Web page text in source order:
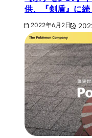
供、『剣盾』に
2022年6月2日